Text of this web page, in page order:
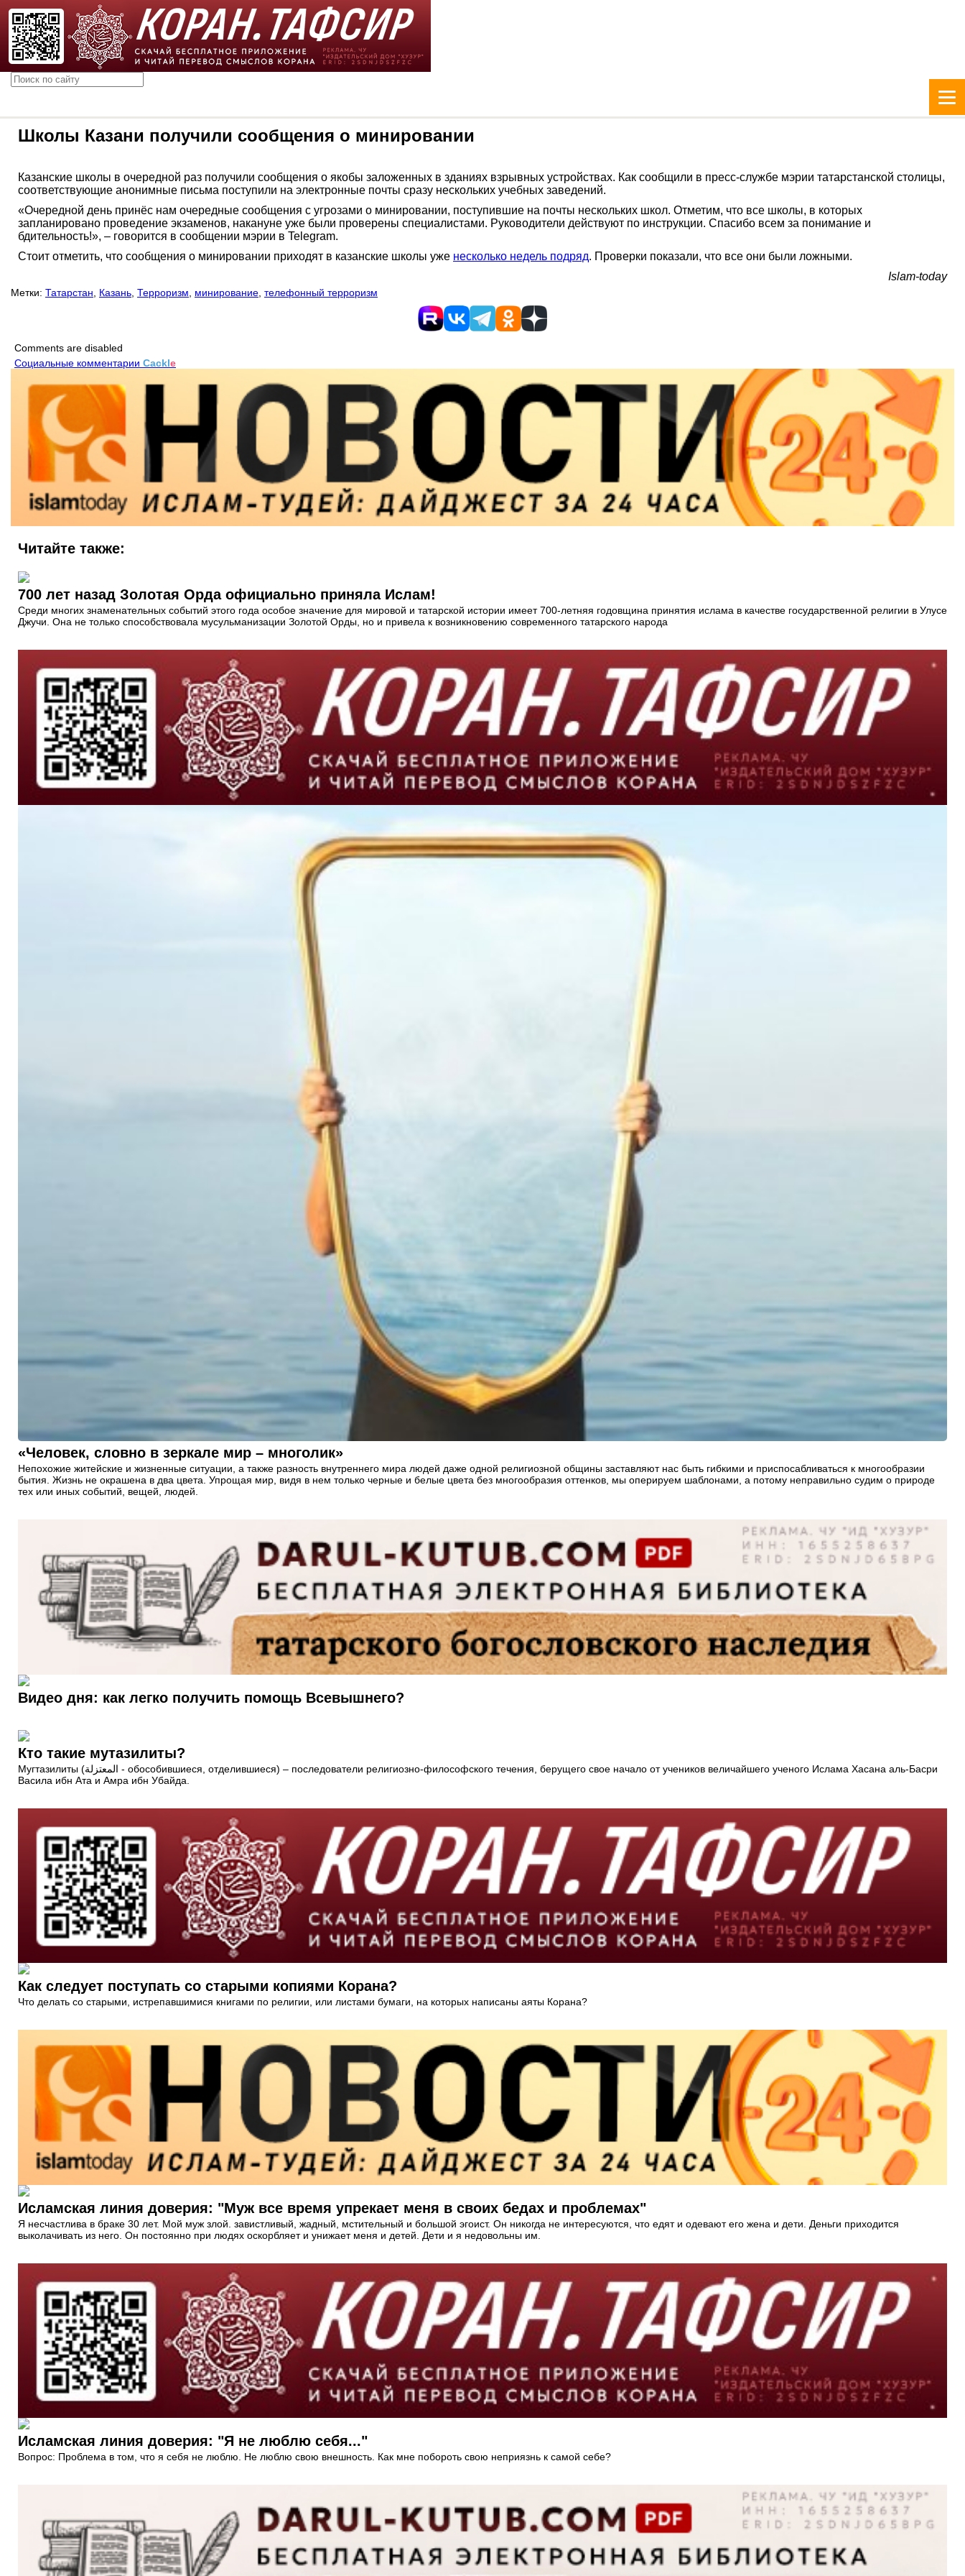
Школы Казани получили сообщения о минировании
Казанские школы в очередной раз получили сообщения о якобы заложенных в зданиях взрывных устройствах. Как сообщили в пресс-службе мэрии татарстанской столицы,
соответствующие анонимные письма поступили на электронные почты сразу нескольких учебных заведений.
«Очередной день принёс нам очередные сообщения с угрозами о минировании, поступившие на почты нескольких школ. Отметим, что все школы, в которых
запланировано проведение экзаменов, накануне уже были проверены специалистами. Руководители действуют по инструкции. Спасибо всем за понимание и
бдительность!», – говорится в сообщении мэрии в Telegram.
Стоит отметить, что сообщения о минировании приходят в казанские школы уже несколько недель подряд. Проверки показали, что все они были ложными.
Islam-today
Метки: Татарстан Казань Терроризм минирование телефонный терроризм
Comments are disabled
Социальные комментарии Cackle
Читайте также:
700 лет назад Золотая Орда официально приняла Ислам!
Среди многих знаменательных событий этого года особое значение для мировой и татарской истории имеет 700-летняя годовщина принятия ислама в качестве государственной религии в Улусе
Джучи. Она не только способствовала мусульманизации Золотой Орды, но и привела к возникновению современного татарского народа
«Человек, словно в зеркале мир – многолик»
Непохожие житейские и жизненные ситуации, а также разность внутреннего мира людей даже одной религиозной общины заставляют нас быть гибкими и приспосабливаться к многообразии
бытия. Жизнь не окрашена в два цвета. Упрощая мир, видя в нем только черные и белые цвета без многообразия оттенков, мы оперируем шаблонами, а потому неправильно судим о природе
тех или иных событий, вещей, людей.
Видео дня: как легко получить помощь Всевышнего?
Кто такие мутазилиты?
Мугтазилиты (المعتزلة‎‎ - обособившиеся, отделившиеся) – последователи религиозно-философского течения, берущего свое начало от учеников величайшего ученого Ислама Хасана аль-Басри
Васила ибн Ата и Амра ибн Убайда.
Как следует поступать со старыми копиями Корана?
Что делать со старыми, истрепавшимися книгами по религии, или листами бумаги, на которых написаны аяты Корана?
Исламская линия доверия: "Муж все время упрекает меня в своих бедах и проблемах"
Я несчастлива в браке 30 лет. Мой муж злой. завистливый, жадный, мстительный и большой эгоист. Он никогда не интересуются, что едят и одевают его жена и дети. Деньги приходится
выколачивать из него. Он постоянно при людях оскорбляет и унижает меня и детей. Дети и я недовольны им.
Исламская линия доверия: "Я не люблю себя..."
Вопрос: Проблема в том, что я себя не люблю. Не люблю свою внешность. Как мне побороть свою неприязнь к самой себе?